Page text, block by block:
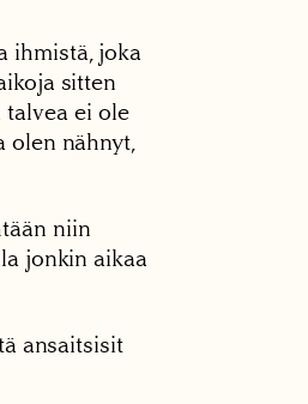
ihmistä, joka
sitten
talvea ei ole
nähnyt,
niin
jonkin aikaa
ansaitsisit